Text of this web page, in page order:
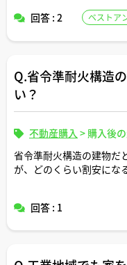
ミュレーションを記載い
回答 : 2 ベストア
Q.省令準耐火構造
い？
不動産購入 > 購入後
省令準耐火構造の建物だ
が、どのくらい割安にな
回答 : 1